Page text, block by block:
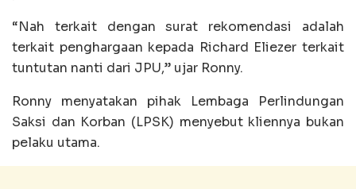
“Nah terkait dengan surat rekomendasi adalah
terkait penghargaan kepada Richard Eliezer terkait
tuntutan nanti dari JPU,” ujar Ronny.
Ronny menyatakan pihak Lembaga Perlindungan
Saksi dan Korban (LPSK) menyebut kliennya bukan
pelaku utama.